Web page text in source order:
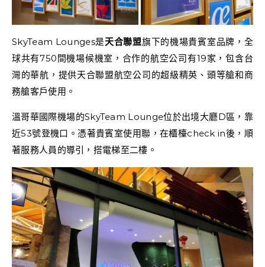
SkyTeam Lounges是天合聯盟旗下的機場貴賓室品牌，全
球共有750間機場候機室，合作的航空公司有19家，包含台
灣的華航，提供天合聯盟航空公司的超級精英、頭等艙和商
務艙客戶使用。
溫哥華國際機場的SkyTeam Lounge位於出境大廳D區，靠
近53號登機口。憑著貴賓室使用聯，在櫃檯check in後，順
著服務人員的導引，搭電梯至二樓。